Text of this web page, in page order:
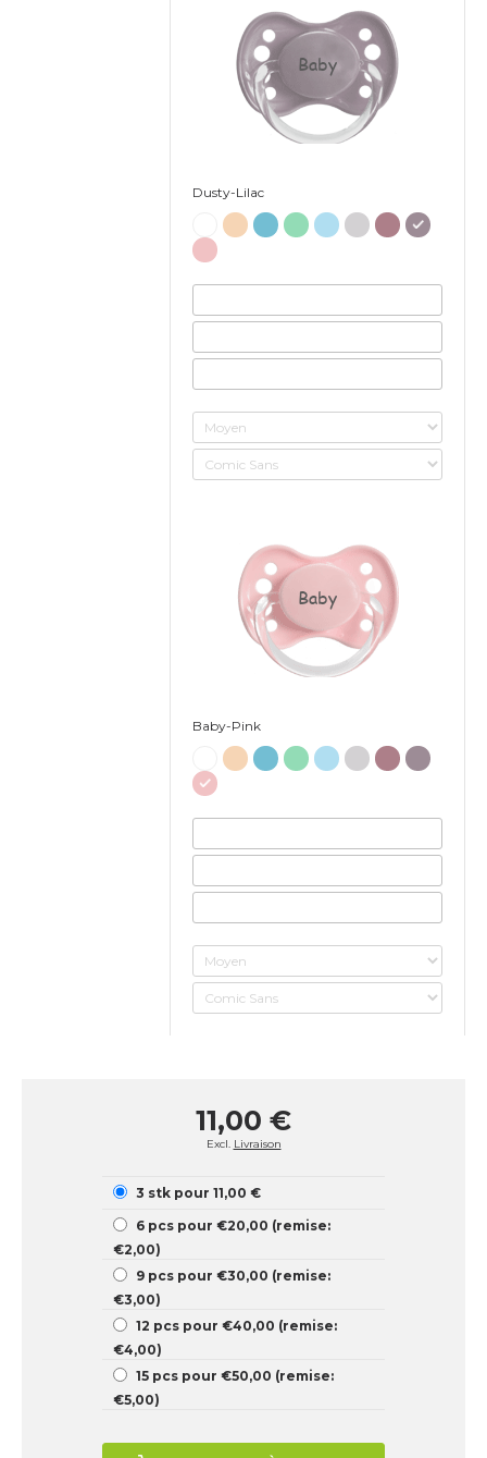
Baby
Dusty-Lilac
Baby
Baby-Pink
11,00 €
Excl. Livraison
3 stk pour 11,00 €
6 pcs pour €20,00 (remise:
€2,00)
9 pcs pour €30,00 (remise:
€3,00)
12 pcs pour €40,00 (remise:
€4,00)
15 pcs pour €50,00 (remise:
€5,00)